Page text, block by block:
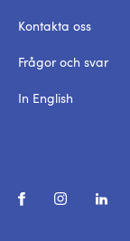
Kontakta oss
Frågor och svar
In English